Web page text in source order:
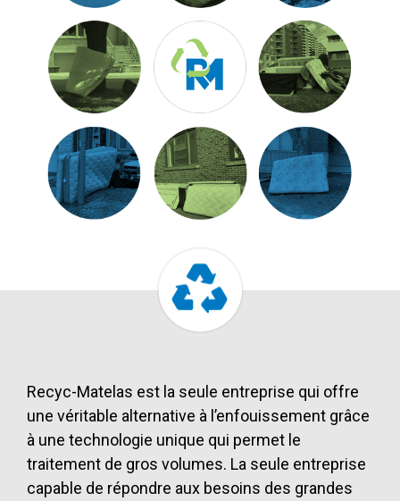
Recyc-Matelas est la seule entreprise qui offre
une véritable alternative à l’enfouissement grâce
à une technologie unique qui permet le
traitement de gros volumes. La seule entreprise
capable de répondre aux besoins des grandes